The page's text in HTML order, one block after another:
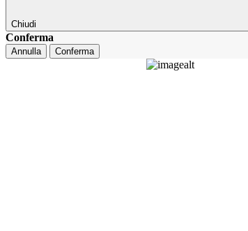
Chiudi
Conferma
Annulla Conferma